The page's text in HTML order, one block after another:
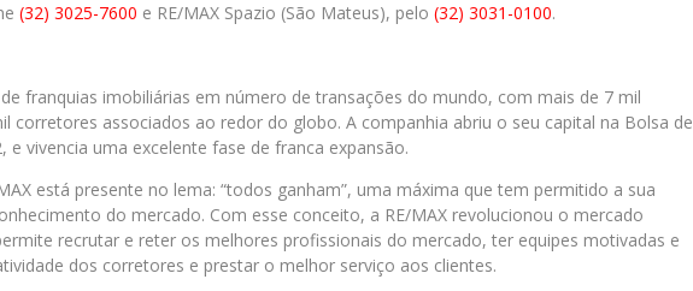
(32) 3025-7600 e RE/MAX Spazio (São Mateus), pelo (32) 3031-0100.
franquias imobiliárias em número de transações do mundo, com mais de 7 mil
corretores associados ao redor do globo. A companhia abriu o seu capital na Bolsa de
e vivencia uma excelente fase de franca expansão.
está presente no lema: “todos ganham”, uma máxima que tem permitido a sua
do mercado. Com esse conceito, a RE/MAX revolucionou o mercado
recrutar e reter os melhores profissionais do mercado, ter equipes motivadas e
dos corretores e prestar o melhor serviço aos clientes.